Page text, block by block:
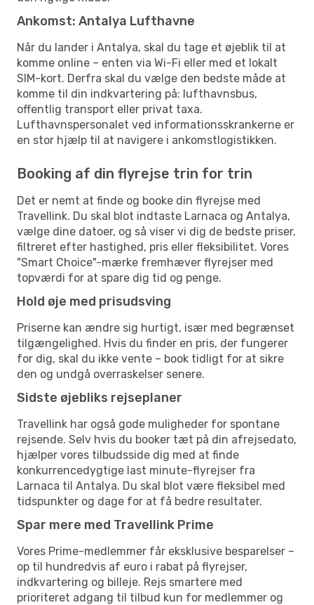
Ankomst: Antalya Lufthavne
Når du lander i Antalya, skal du tage et øjeblik til at
komme online – enten via Wi-Fi eller med et lokalt
SIM-kort. Derfra skal du vælge den bedste måde at
komme til din indkvartering på: lufthavnsbus,
offentlig transport eller privat taxa.
Lufthavnspersonalet ved informationsskrankerne er
en stor hjælp til at navigere i ankomstlogistikken.
Booking af din flyrejse trin for trin
Det er nemt at finde og booke din flyrejse med
Travellink. Du skal blot indtaste Larnaca og Antalya,
vælge dine datoer, og så viser vi dig de bedste priser,
filtreret efter hastighed, pris eller fleksibilitet. Vores
"Smart Choice"-mærke fremhæver flyrejser med
topværdi for at spare dig tid og penge.
Hold øje med prisudsving
Priserne kan ændre sig hurtigt, især med begrænset
tilgængelighed. Hvis du finder en pris, der fungerer
for dig, skal du ikke vente – book tidligt for at sikre
den og undgå overraskelser senere.
Sidste øjebliks rejseplaner
Travellink har også gode muligheder for spontane
rejsende. Selv hvis du booker tæt på din afrejsedato,
hjælper vores tilbudsside dig med at finde
konkurrencedygtige last minute-flyrejser fra
Larnaca til Antalya. Du skal blot være fleksibel med
tidspunkter og dage for at få bedre resultater.
Spar mere med Travellink Prime
Vores Prime-medlemmer får eksklusive besparelser –
op til hundredvis af euro i rabat på flyrejser,
indkvartering og billeje. Rejs smartere med
prioriteret adgang til tilbud kun for medlemmer og